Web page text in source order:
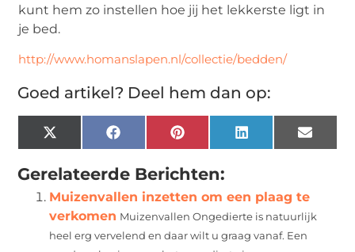
kunt hem zo instellen hoe jij het lekkerste ligt in
je bed.
http://www.homanslapen.nl/collectie/bedden/
Goed artikel? Deel hem dan op:
X
(Twitter)
FacebookPinterest LinkedIn Email
Gerelateerde Berichten:
Muizenvallen inzetten om een plaag te
verkomen Muizenvallen Ongedierte is natuurlijk
heel erg vervelend en daar wilt u graag vanaf. Een